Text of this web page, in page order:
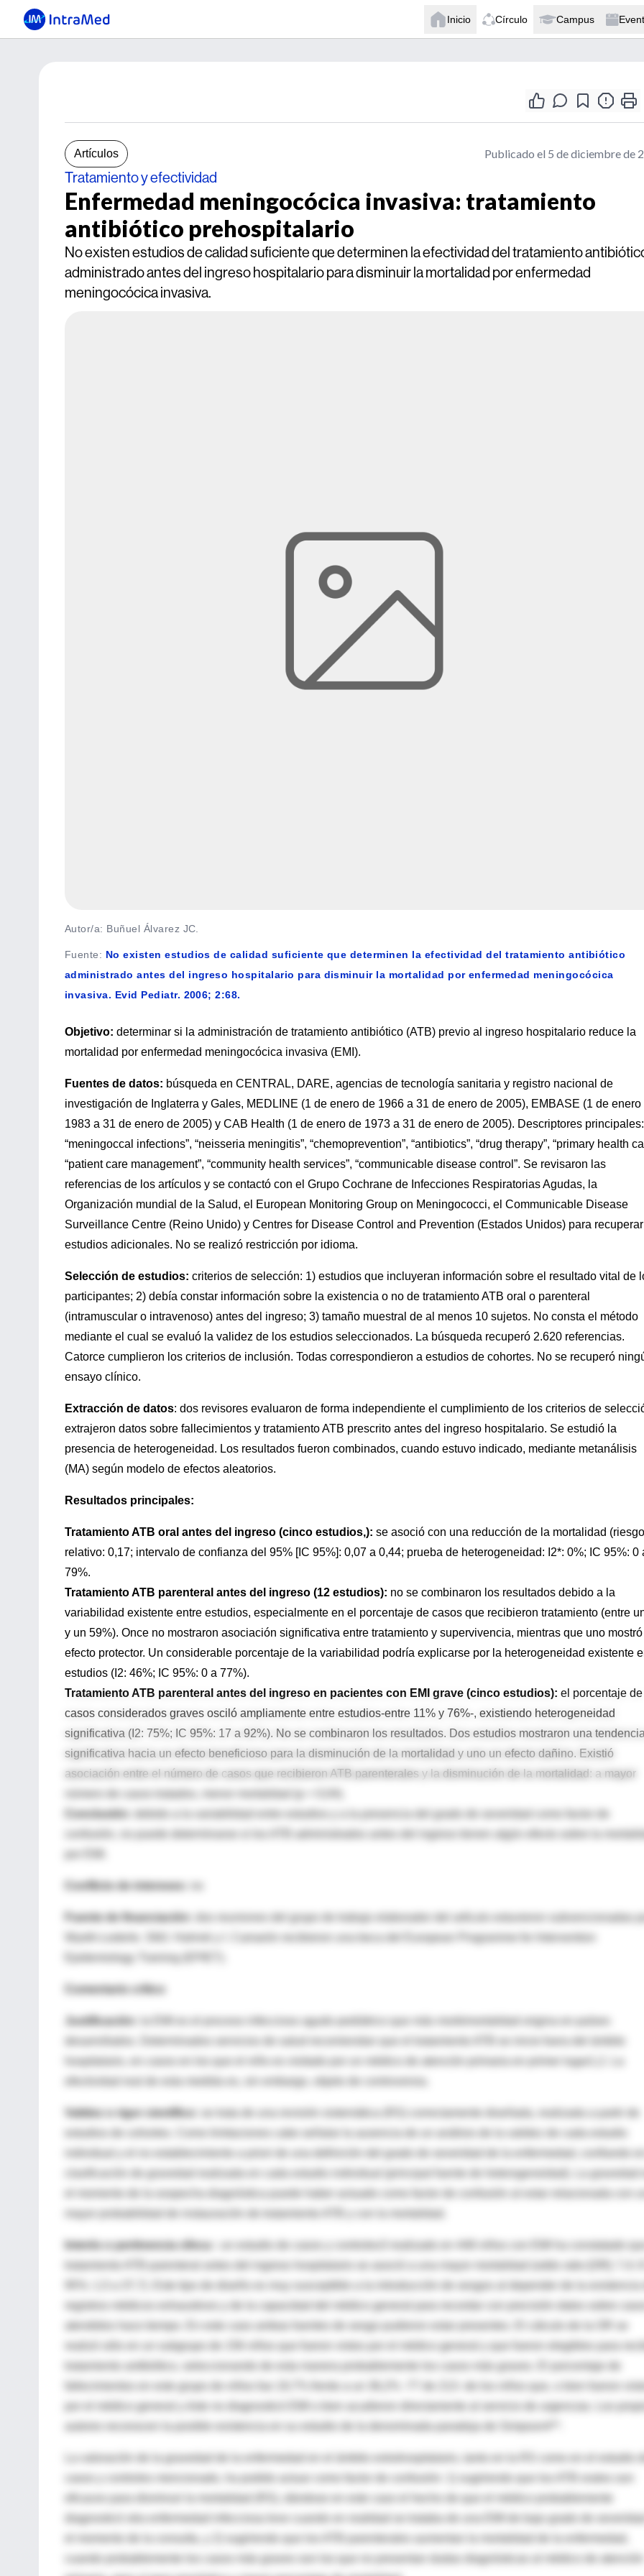
Inicio Círculo Campus
Artículos Publicado el 5 de diciembre de
Tratamiento y efectividad
Enfermedad meningocócica invasiva: tratamiento
antibiótico prehospitalario
No existen estudios de calidad suficiente que determinen la efectividad del tratamiento
administrado antes del ingreso hospitalario para disminuir la mortalidad por enfermedad
meningocócica invasiva.
Autor/a: Buñuel Álvarez JC.
Fuente: No existen estudios de calidad suficiente que determinen la efectividad del tratamiento antibiótico
administrado antes del ingreso hospitalario para disminuir la mortalidad por enfermedad meningocócica
invasiva. Evid Pediatr. 2006; 2:68.
Objetivo: determinar si la administración de tratamiento antibiótico (ATB) previo al ingreso hospitalario reduce la
mortalidad por enfermedad meningocócica invasiva (EMI).
Fuentes de datos: búsqueda en CENTRAL, DARE, agencias de tecnología sanitaria y registro nacional de
investigación de Inglaterra y Gales, MEDLINE (1 de enero de 1966 a 31 de enero de 2005), EMBASE (1 de enero
1983 a 31 de enero de 2005) y CAB Health (1 de enero de 1973 a 31 de enero de 2005). Descriptores principales:
“meningoccal infections”, “neisseria meningitis”, “chemoprevention”, “antibiotics”, “drug therapy”, “primary health
“patient care management”, “community health services”, “communicable disease control”. Se revisaron las
referencias de los artículos y se contactó con el Grupo Cochrane de Infecciones Respiratorias Agudas, la
Organización mundial de la Salud, el European Monitoring Group on Meningococci, el Communicable Disease
Surveillance Centre (Reino Unido) y Centres for Disease Control and Prevention (Estados Unidos) para recuperar
estudios adicionales. No se realizó restricción por idioma.
Selección de estudios: criterios de selección: 1) estudios que incluyeran información sobre el resultado vital de
participantes; 2) debía constar información sobre la existencia o no de tratamiento ATB oral o parenteral
(intramuscular o intravenoso) antes del ingreso; 3) tamaño muestral de al menos 10 sujetos. No consta el método
mediante el cual se evaluó la validez de los estudios seleccionados. La búsqueda recuperó 2.620 referencias.
Catorce cumplieron los criterios de inclusión. Todas correspondieron a estudios de cohortes. No se recuperó
ensayo clínico.
Extracción de datos: dos revisores evaluaron de forma independiente el cumplimiento de los criterios de
extrajeron datos sobre fallecimientos y tratamiento ATB prescrito antes del ingreso hospitalario. Se estudió la
presencia de heterogeneidad. Los resultados fueron combinados, cuando estuvo indicado, mediante metanálisis
(MA) según modelo de efectos aleatorios.
Resultados principales:
Tratamiento ATB oral antes del ingreso (cinco estudios,): se asoció con una reducción de la mortalidad (riesgo
relativo: 0,17; intervalo de confianza del 95% [IC 95%]: 0,07 a 0,44; prueba de heterogeneidad: I2*: 0%; IC 95%: 0
79%.
Tratamiento ATB parenteral antes del ingreso (12 estudios): no se combinaron los resultados debido a la
variabilidad existente entre estudios, especialmente en el porcentaje de casos que recibieron tratamiento (entre
y un 59%). Once no mostraron asociación significativa entre tratamiento y supervivencia, mientras que uno mostró
efecto protector. Un considerable porcentaje de la variabilidad podría explicarse por la heterogeneidad existente
estudios (I2: 46%; IC 95%: 0 a 77%).
Tratamiento ATB parenteral antes del ingreso en pacientes con EMI grave (cinco estudios): el porcentaje de
casos considerados graves osciló ampliamente entre estudios-entre 11% y 76%-, existiendo heterogeneidad
significativa (I2: 75%; IC 95%: 17 a 92%). No se combinaron los resultados. Dos estudios mostraron una
significativa hacia un efecto beneficioso para la disminución de la mortalidad y uno un efecto dañino. Existió
asociación entre el número de casos que recibieron ATB parenterales y la disminución de la mortalidad: a mayor
Conclusión:
confusión, no puede determinarse si los ATB administrados antes del ingreso tienen algún efecto sobre la
Conflicto de intereses:
Fuente de financiación:
dos reuniones del grupo de trabajo elaborador del artículo estuvieron subvencionadas
Wyeth-Lederle. SMJ. Hahmé y I. Camarón recibieron una beca del European Programme for Intervention
Epidemiology Training (EPIET).
Comentario crítico
Justificación:
la EMI es el proceso infeccioso agudo pediátrico que más morbimortalidad origina en países
hospitalario, en casos en los que el niño es visitado por un médico de atención primaria en primer lugar1,2. La
efectividad real de esta medida es, sin embargo, objeto de controversia.
Validez o rigor científico:
clasificación de gravedad realizada en cada estudio individual (principal fuente de heterogeneidad). La gravedad
el momento de la sospecha diagnóstica puede haber actuado como factor de confusión al estar relacionada con
mayor probabilidad de instauración de tratamiento ATB y con la mortalidad.
Interés o pertinencia clínca :
tratamiento ATB parenteral antes del ingreso hospitalario se asoció a una mayor mortalidad (odds ratio [OR]: 7,4; IC
95%: 1,5 a 37,7). Este tipo de diseño es muy susceptible a la introducción de sesgos al depender de la existencia
registros médicos exhaustivos y de la capacidad del médico general para recordar con precisión datos sobre casos
atendidos hace tiempo. En este caso ambas fuentes de sesgo pudieron estar presentes. El cálculo de la OR se
realizó sólo en un subgrupo de 156 niños que fueron vistos por el médico general y que fueron elegibles para
tratamiento antibiótico, seleccionando de esta manera probablemente los casos más graves. El porcentaje de
fallecimientos en este grupo de niños fue 19,7% frente a un 36,2% -77 de 213- de los niños que, o bien fueron
por el médico general y éste no diagnosticó EMI o bien acudieron directamente al servicio de urgencias. Los
casos y controles mencionado, ha podido actuar como factor de confusión: 1) sugiriendo que los ATB orales son
diagnosticó otra enfermedad infecciosa leve cuando en realidad se trataba de una EMI de bajo grado de severidad
el momento de la consulta, y 2) sugiriendo que los ATB parenterales aumentan la mortalidad de la enfermedad,
cuando probablemente los casos más graves son los que no presentan dudas diagnósticas al médico de atención